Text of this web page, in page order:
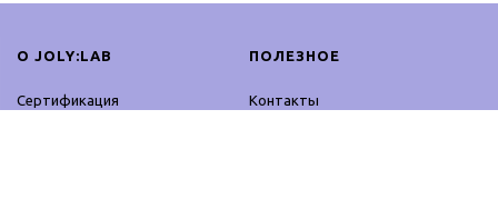
О JOLY:LAB
Сертификация
ПОЛЕЗНОЕ
Контакты